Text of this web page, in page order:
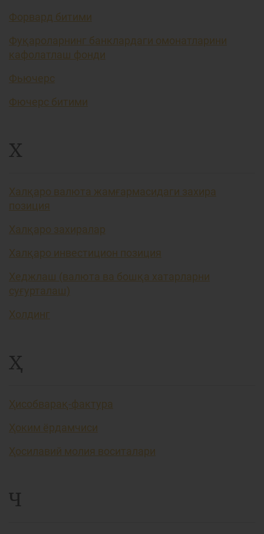
Форвард битими
Фуқароларнинг банклардаги омонатларини
кафолатлаш фонди
Фьючерс
Фючерс битими
Х
Халқаро валюта жамғармасидаги захира
позиция
Халқаро захиралар
Халқаро инвестицион позиция
Хеджлаш (валюта ва бошқа хатарларни
суғурталаш)
Холдинг
Ҳ
Ҳисобварақ-фактура
Ҳоким ёрдамчиси
Ҳосилавий молия воситалари
Ч